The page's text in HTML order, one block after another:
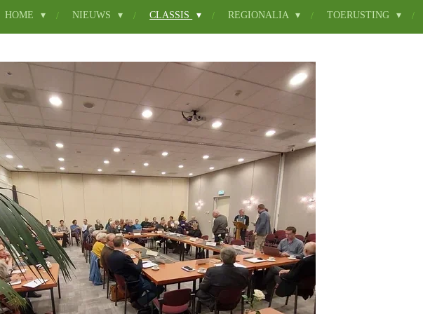
HOME NIEUWS CLASSIS REGIONALIA TOERUSTING